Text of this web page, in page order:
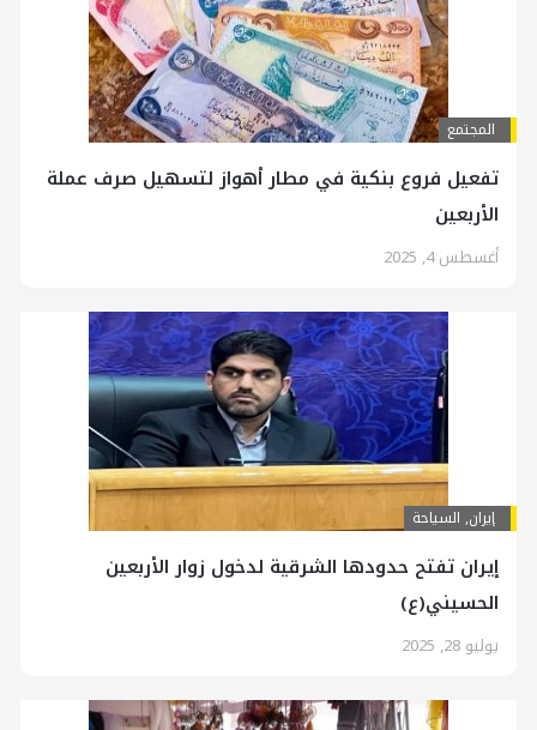
المجتمع
تفعيل فروع بنكية في مطار أهواز لتسهيل صرف عملة
الأربعين
أغسطس 4, 2025
إيران, السياحة
إيران تفتح حدودها الشرقية لدخول زوار الأربعين
الحسيني(ع)
يوليو 28, 2025